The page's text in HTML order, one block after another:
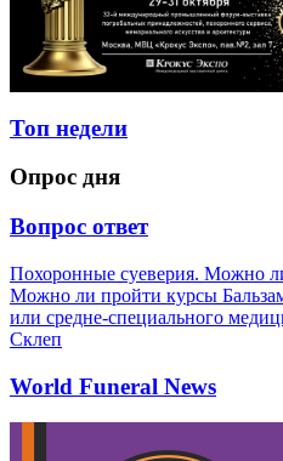
Топ недели
Опрос дня
Вопрос ответ
Похоронные суеверия. Можно
Можно ли пройти курсы
или средне-специального
Склеп
World Funeral News